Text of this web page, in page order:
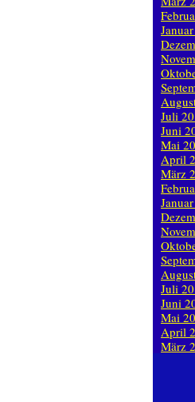
Juli
Juni
Mai
April
März
Juli
Juni
Mai
April
März